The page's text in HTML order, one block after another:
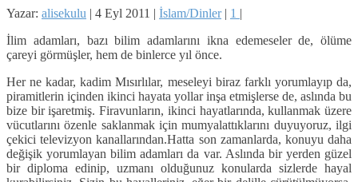
Yazar: alisekulu | 4 Eyl 2011 | İslam/Dinler| 1 |
İlim adamları, bazı bilim adamlarını ikna edemeseler de, ölüme
çareyi görmüşler, hem de binlerce yıl önce.
Her ne kadar, kadim Mısırlılar, meseleyi biraz farklı yorumlayıp da,
piramitlerin içinden ikinci hayata yollar inşa etmişlerse de, aslında bu
bize bir işaretmiş. Firavunların, ikinci hayatlarında, kullanmak üzere
vücutlarını özenle saklanmak için mumyalattıklarını duyuyoruz, ilgi
çekici televizyon kanallarından.Hatta son zamanlarda, konuyu daha
değişik yorumlayan bilim adamları da var. Aslında bir yerden güzel
bir diploma edinip, uzmanı olduğunuz konularda sizlerde hayal